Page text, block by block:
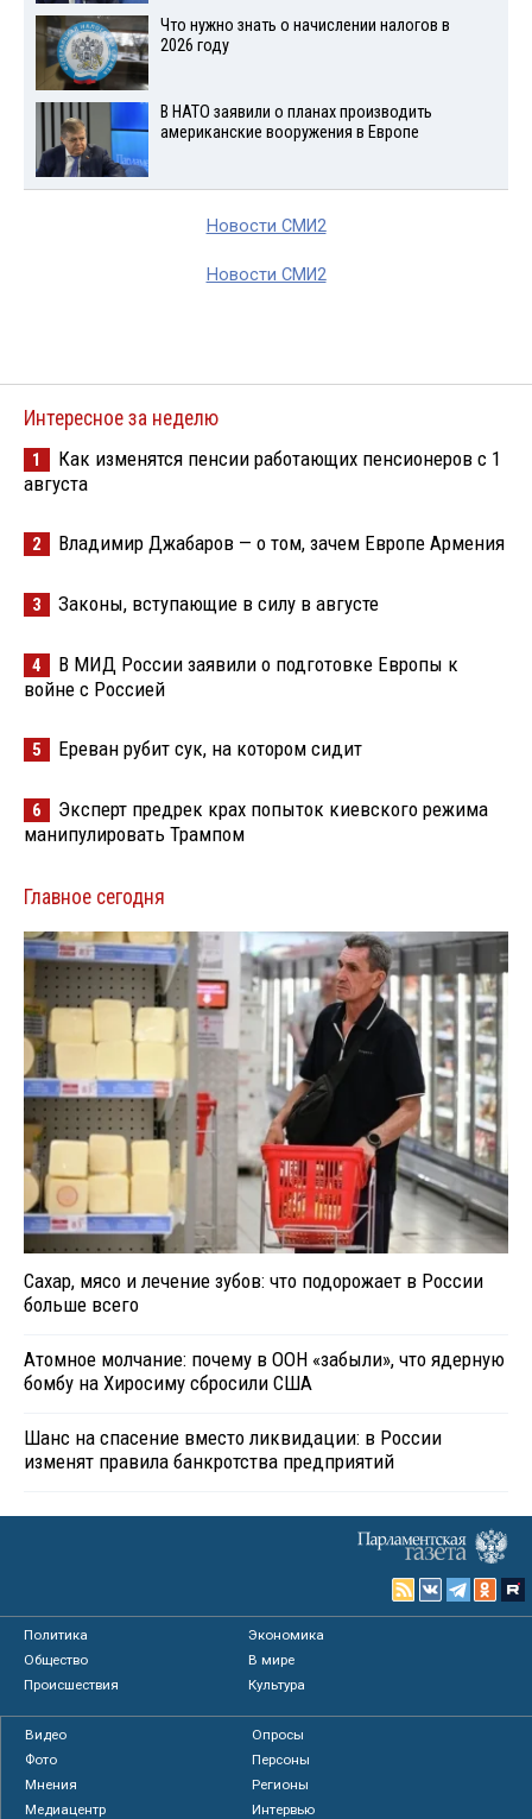
Что нужно знать о начислении налогов в
2026 году
В НАТО заявили о планах производить
американские вооружения в Европе
Новости СМИ2
Новости СМИ2
Интересное за неделю
1
Как изменятся пенсии работающих пенсионеров с 1
августа
2 Владимир Джабаров — о том, зачем Европе Армения
3 Законы, вступающие в силу в августе
4
В МИД России заявили о подготовке Европы к
войне с Россией
5 Ереван рубит сук, на котором сидит
6
Эксперт предрек крах попыток киевского режима
манипулировать Трампом
Главное сегодня
Сахар, мясо и лечение зубов: что подорожает в России
больше всего
Атомное молчание: почему в ООН «забыли», что ядерную
бомбу на Хиросиму сбросили США
Шанс на спасение вместо ликвидации: в России
изменят правила банкротства предприятий
Политика
Экономика
Общество
В мире
Происшествия
Культура
Видео
Опросы
Фото
Персоны
Мнения
Регионы
Медиацентр
Интервью